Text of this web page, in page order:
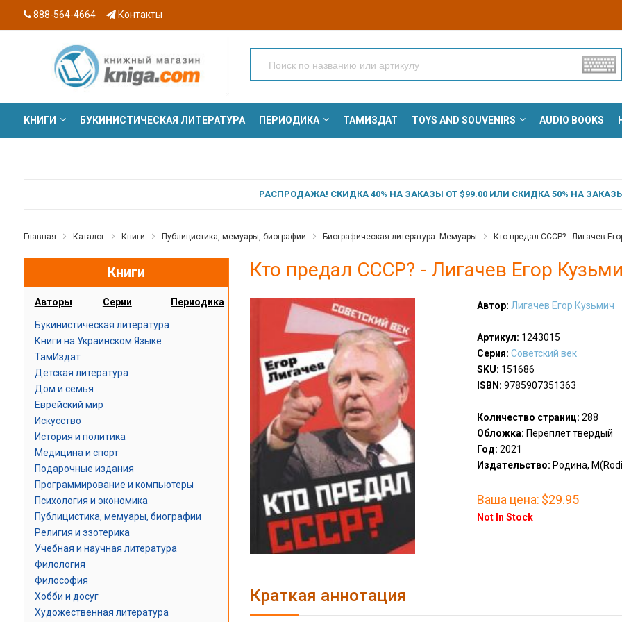
888-564-4664 Контакты
КНИГИ БУКИНИСТИЧЕСКАЯ ЛИТЕРАТУРА ПЕРИОДИКА ТАМИЗДАТ TOYS AND SOUVENIRS AUDIO BOOKS
РАСПРОДАЖА! СКИДКА 40% НА ЗАКАЗЫ ОТ $99.00 ИЛИ СКИДКА 50% НА ЗАКАЗЫ
Главная Каталог Книги Публицистика, мемуары, биографии Биографическая литература. Мемуары Кто предал СССР? - Лигачев
Книги
Авторы Серии Периодика
Букинистическая литература
Книги на Украинском Языке
ТамИздат
Детская литература
Дом и семья
Еврейский мир
Искусство
История и политика
Медицина и спорт
Подарочные издания
Программирование и компьютеры
Психология и экономика
Публицистика, мемуары, биографии
Религия и эзотерика
Учебная и научная литература
Филология
Философия
Хобби и досуг
Художественная литература
Кто предал СССР? - Лигачев Егор
Автор: Лигачев Егор Кузьмич
Артикул: 1243015
Серия: Советский век
SKU: 151686
ISBN: 9785907351363
Количество страниц: 288
Обложка: Переплет твердый
Год: 2021
Издательство: Родина,
Ваша цена: $29.95
Not In Stock
Краткая аннотация